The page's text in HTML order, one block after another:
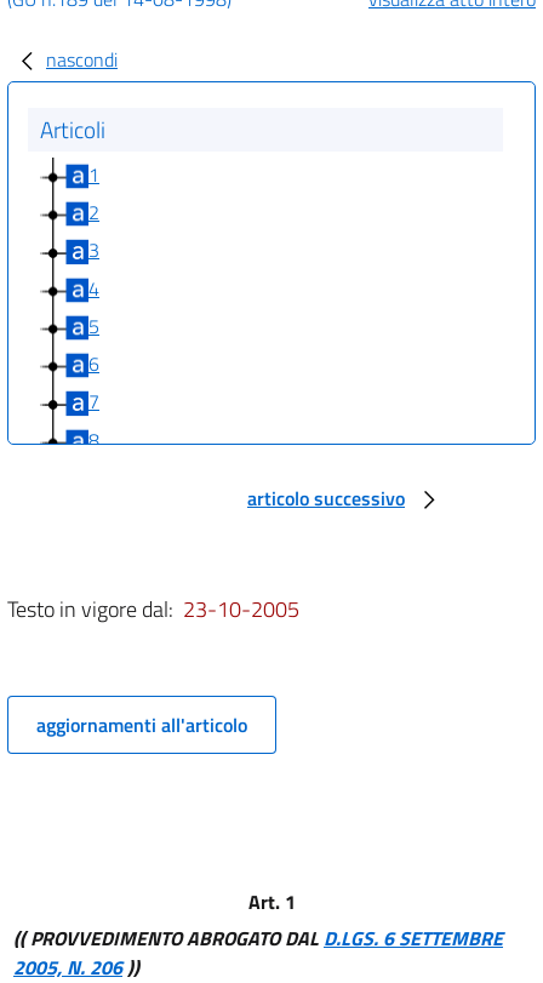
nascondi
Articoli
1
2
3
4
5
6
7
8
articolo successivo
Testo in vigore dal: 23-10-2005
aggiornamenti all'articolo
Art. 1
(( PROVVEDIMENTO ABROGATO DAL D.LGS. 6 SETTEMBRE
2005, N. 206))